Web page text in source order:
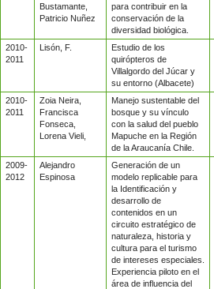
Bustamante,
Patricio Nuñez
para contribuir en la
conservación de la
diversidad biológica.
2010-
2011
Lisón, F.
Estudio de los
quirópteros de
Villalgordo del Júcar y
su entorno (Albacete)
2010-
2011
Zoia Neira,
Francisca
Fonseca,
Lorena Vieli,
Manejo sustentable del
bosque y su vínculo
con la salud del pueblo
Mapuche en la Región
de la Araucanía Chile.
2009-
2012
Alejandro
Espinosa
Generación de un
modelo replicable para
la Identificación y
desarrollo de
contenidos en un
circuito estratégico de
naturaleza, historia y
cultura para el turismo
de intereses especiales.
Experiencia piloto en el
área de influencia del